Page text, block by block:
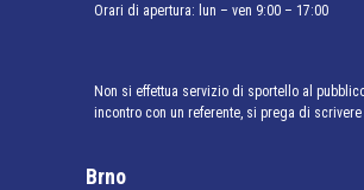
Orari di apertura: lun – ven 9:00 – 17:00
Non si effettua servizio di sportello al
incontro con un referente, si prega di
Brno